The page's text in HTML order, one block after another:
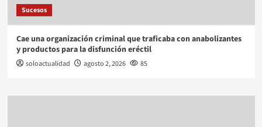
Sucesos
Cae una organización criminal que traficaba con anabolizantes
y productos para la disfunción eréctil
soloactualidad agosto 2, 2026 85